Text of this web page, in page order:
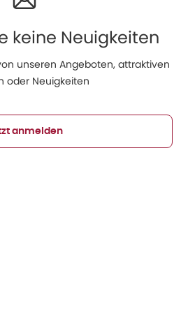
keine Neuigkeiten
unseren Angeboten, attraktiven
oder Neuigkeiten
anmelden